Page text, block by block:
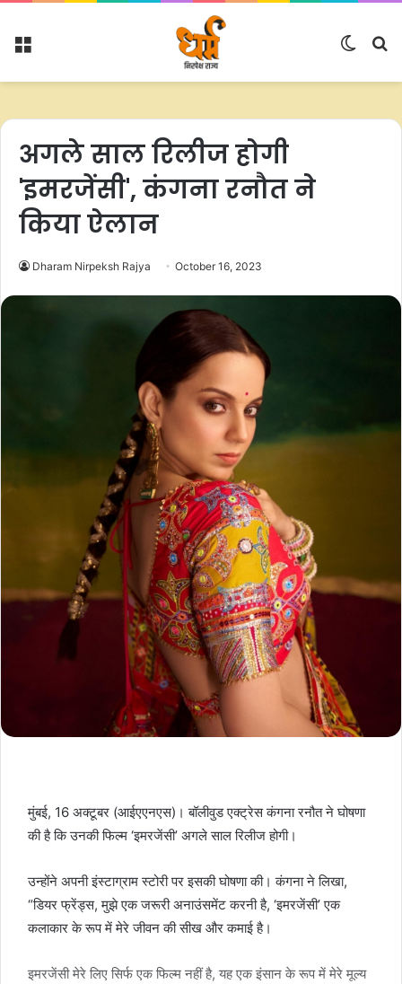
Menu
Switch
अगले साल रिलीज होगी
'इमरजेंसी', कंगना रनौत ने
किया ऐलान
Dharam Nirpeksh Rajya October 16, 2023
मुंबई, 16 अक्टूबर (आईएएनएस)। बॉलीवुड एक्ट्रेस कंगना रनौत ने घोषणा
की है कि उनकी फिल्म ‘इमरजेंसी’ अगले साल रिलीज होगी।
उन्होंने अपनी इंस्टाग्राम स्टोरी पर इसकी घोषणा की। कंगना ने लिखा,
“डियर फ्रेंड्स, मुझे एक जरूरी अनाउंसमेंट करनी है, ‘इमरजेंसी’ एक
कलाकार के रूप में मेरे जीवन की सीख और कमाई है।
इमरजेंसी मेरे लिए सिर्फ एक फिल्म नहीं है, यह एक इंसान के रूप में मेरे मूल्य